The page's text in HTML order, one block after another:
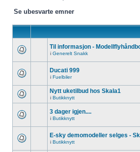
Se ubesvarte emner
Til informasjon -
i Generelt Snakk
Ducati 999
i Fuelbiler
Nytt uketilbud hos Skala1
i Butikknytt
3 dager igjen....
i Butikknytt
E-sky demomodeller selges -
i Butikknytt